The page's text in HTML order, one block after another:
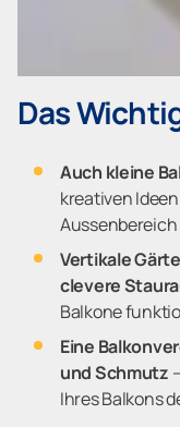
Das
Auch kleine
kreativen
Vertikale
clevere
Balkone
Eine
und Schmutz
Ihres Balkons